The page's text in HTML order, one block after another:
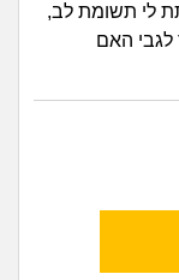
ולידה
ומשפחה
| התחברות
לי תשומת לב,
לגבי האם